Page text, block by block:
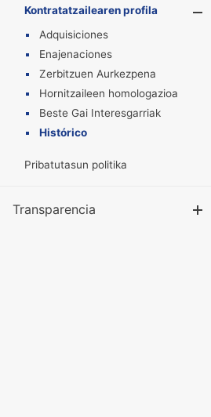
Kontratatzailearen profila
Adquisiciones
Enajenaciones
Zerbitzuen Aurkezpena
Hornitzaileen homologazioa
Beste Gai Interesgarriak
Histórico
Pribatutasun politika
Transparencia